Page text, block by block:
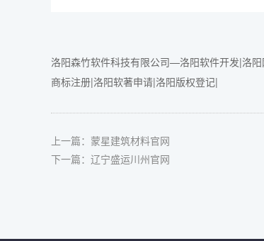
洛阳森竹软件科技有限公司—洛阳软件开发|洛
商标注册|洛阳软著申请|洛阳版权登记|
上一篇： 蒙星建筑材料官网
下一篇： 辽宁盛运川州官网